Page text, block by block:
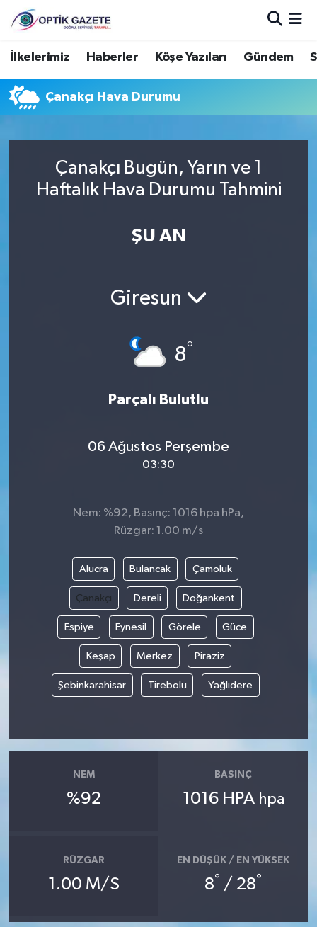
İlkelerimiz Haberler Köşe Yazıları Gündem
Çanakçı Hava Durumu
Çanakçı Bugün, Yarın ve 1
Haftalık Hava Durumu Tahmini
ŞU AN
Giresun
8°
Parçalı Bulutlu
06 Ağustos Perşembe
03:30
Nem: %92, Basınç: 1016 hpa hPa,
Rüzgar: 1.00 m/s
Alucra Bulancak Çamoluk
Çanakçı Dereli Doğankent
Espiye Eynesil Görele Güce
Keşap Merkez Piraziz
Şebinkarahisar Tirebolu Yağlıdere
NEM
%92
BASINÇ
1016 HPA hpa
RÜZGAR
1.00 M/S
EN DÜŞÜK / EN YÜKSEK
8° / 28°
Nöbetçi Eczaneler
Hava Durumu
Trafik Durumu
Süper Lig Puan Durumu ve Fikstür